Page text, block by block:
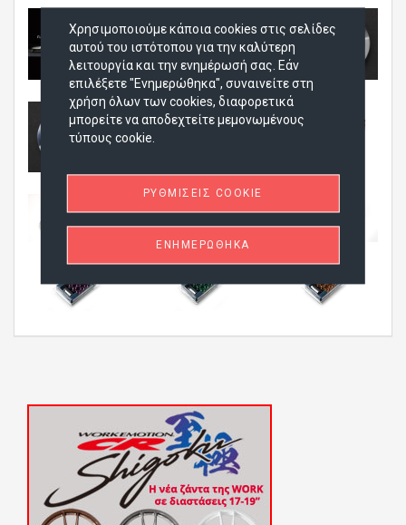
Χρησιμοποιούμε κάποια cookies στις σελίδες
αυτού του ιστότοπου για την καλύτερη
λειτουργία και την ενημέρωσή σας. Εάν
επιλέξετε "Ενημερώθηκα", συναινείτε στη
χρήση όλων των cookies, διαφορετικά
μπορείτε να αποδεχτείτε μεμονωμένους
τύπους cookie.
ΡΥΘΜΊΣΕΙΣ COOKIE
ΕΝΗΜΕΡΏΘΗΚΑ